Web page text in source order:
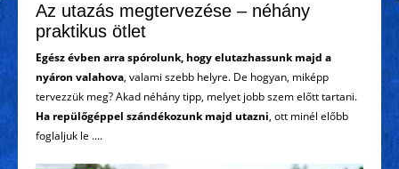
Az utazás megtervezése – néhány
praktikus ötlet
Egész évben arra spórolunk, hogy elutazhassunk majd a
nyáron valahova, valami szebb helyre. De hogyan, miképp
tervezzük meg? Akad néhány tipp, melyet jobb szem előtt tartani.
Ha repülőgéppel szándékozunk majd utazni, ott minél előbb
foglaljuk le ....